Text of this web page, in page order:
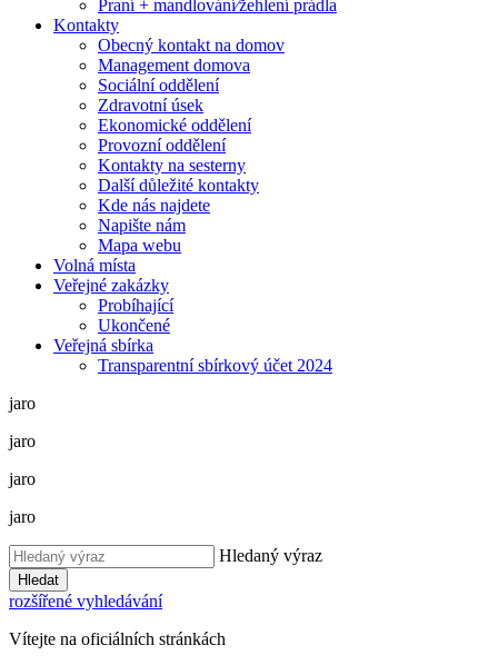
Praní + mandlování⁄žehlení prádla
Kontakty
Obecný kontakt na domov
Management domova
Sociální oddělení
Zdravotní úsek
Ekonomické oddělení
Provozní oddělení
Kontakty na sesterny
Další důležité kontakty
Kde nás najdete
Napište nám
Mapa webu
Volná místa
Veřejné zakázky
Probíhající
Ukončené
Veřejná sbírka
Transparentní sbírkový účet 2024
jaro
jaro
jaro
jaro
Hledaný výraz
Hledat
rozšířené vyhledávání
Vítejte na oficiálních stránkách